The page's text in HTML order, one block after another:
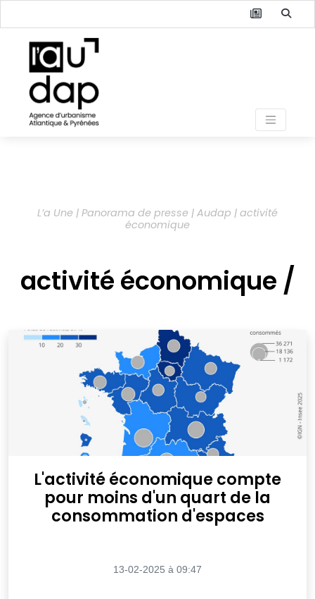
L’a Une | Panorama de presse | Audap | activité
économique
activité économique
L'activité économique compte
pour moins d'un quart de la
consommation d'espaces
13-02-2025 à 09:47